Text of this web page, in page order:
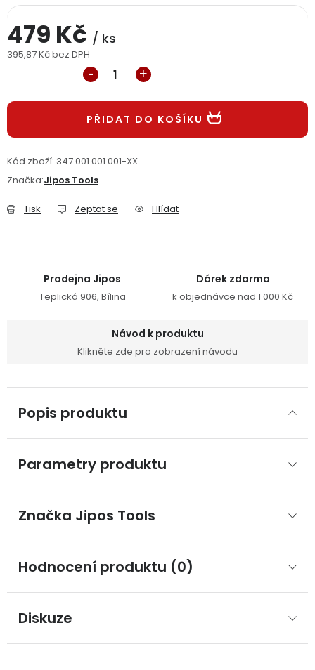
Doprava a platba
PODPORA
Odstoupení ve lhůtě 14 dní
Podmínky ochrany osobních údajů
479 Kč / ks
395,87 Kč bez DPH
PŘIDAT DO KOŠÍKU
Kód zboží: 347.001.001.001-XX
Značka:Jipos Tools
Tisk Zeptat se Hlídat
Prodejna Jipos
Teplická 906, Bílina
Dárek zdarma
k objednávce nad 1 000 Kč
Návod k produktu
Klikněte zde pro zobrazení návodu
Popis produktu
Parametry produktu
Značka Jipos Tools
Hodnocení produktu (0)
Diskuze